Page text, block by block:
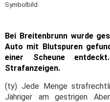
Symbolbild.
Bei Breitenbrunn wurde
Auto mit Blutspuren
einer Scheune
Strafanzeigen.
(ty) Jede Menge
Jähriger am gestrigen